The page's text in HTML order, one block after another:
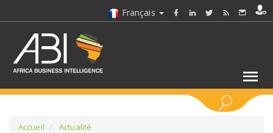
Français
Accueil
Actualité